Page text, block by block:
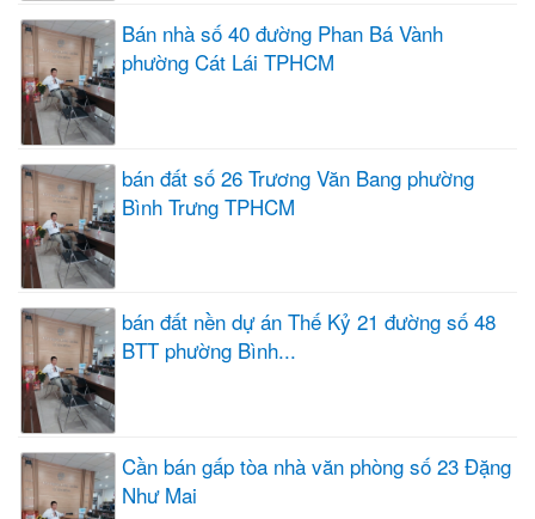
Bán nhà số 40 đường Phan Bá Vành
phường Cát Lái TPHCM
bán đất số 26 Trương Văn Bang phường
Bình Trưng TPHCM
bán đất nền dự án Thế Kỷ 21 đường số 48
BTT phường Bình...
Cần bán gấp tòa nhà văn phòng số 23 Đặng
Như Mai